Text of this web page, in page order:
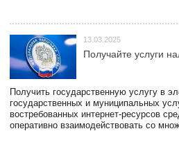
13.03.2025
Получайте услуги
Получить государственную услугу в
государственных и муниципальных
востребованных интернет-ресурсов
оперативно взаимодействовать со